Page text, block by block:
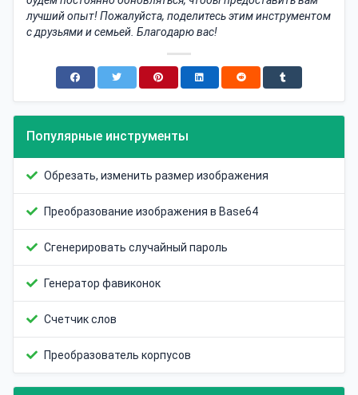
лучший опыт! Пожалуйста, поделитесь этим инструментом
с друзьями и семьей. Благодарю вас!
Популярные инструменты
Обрезать, изменить размер изображения
Преобразование изображения в Base64
Сгенерировать случайный пароль
Генератор фавиконок
Счетчик слов
Преобразователь корпусов